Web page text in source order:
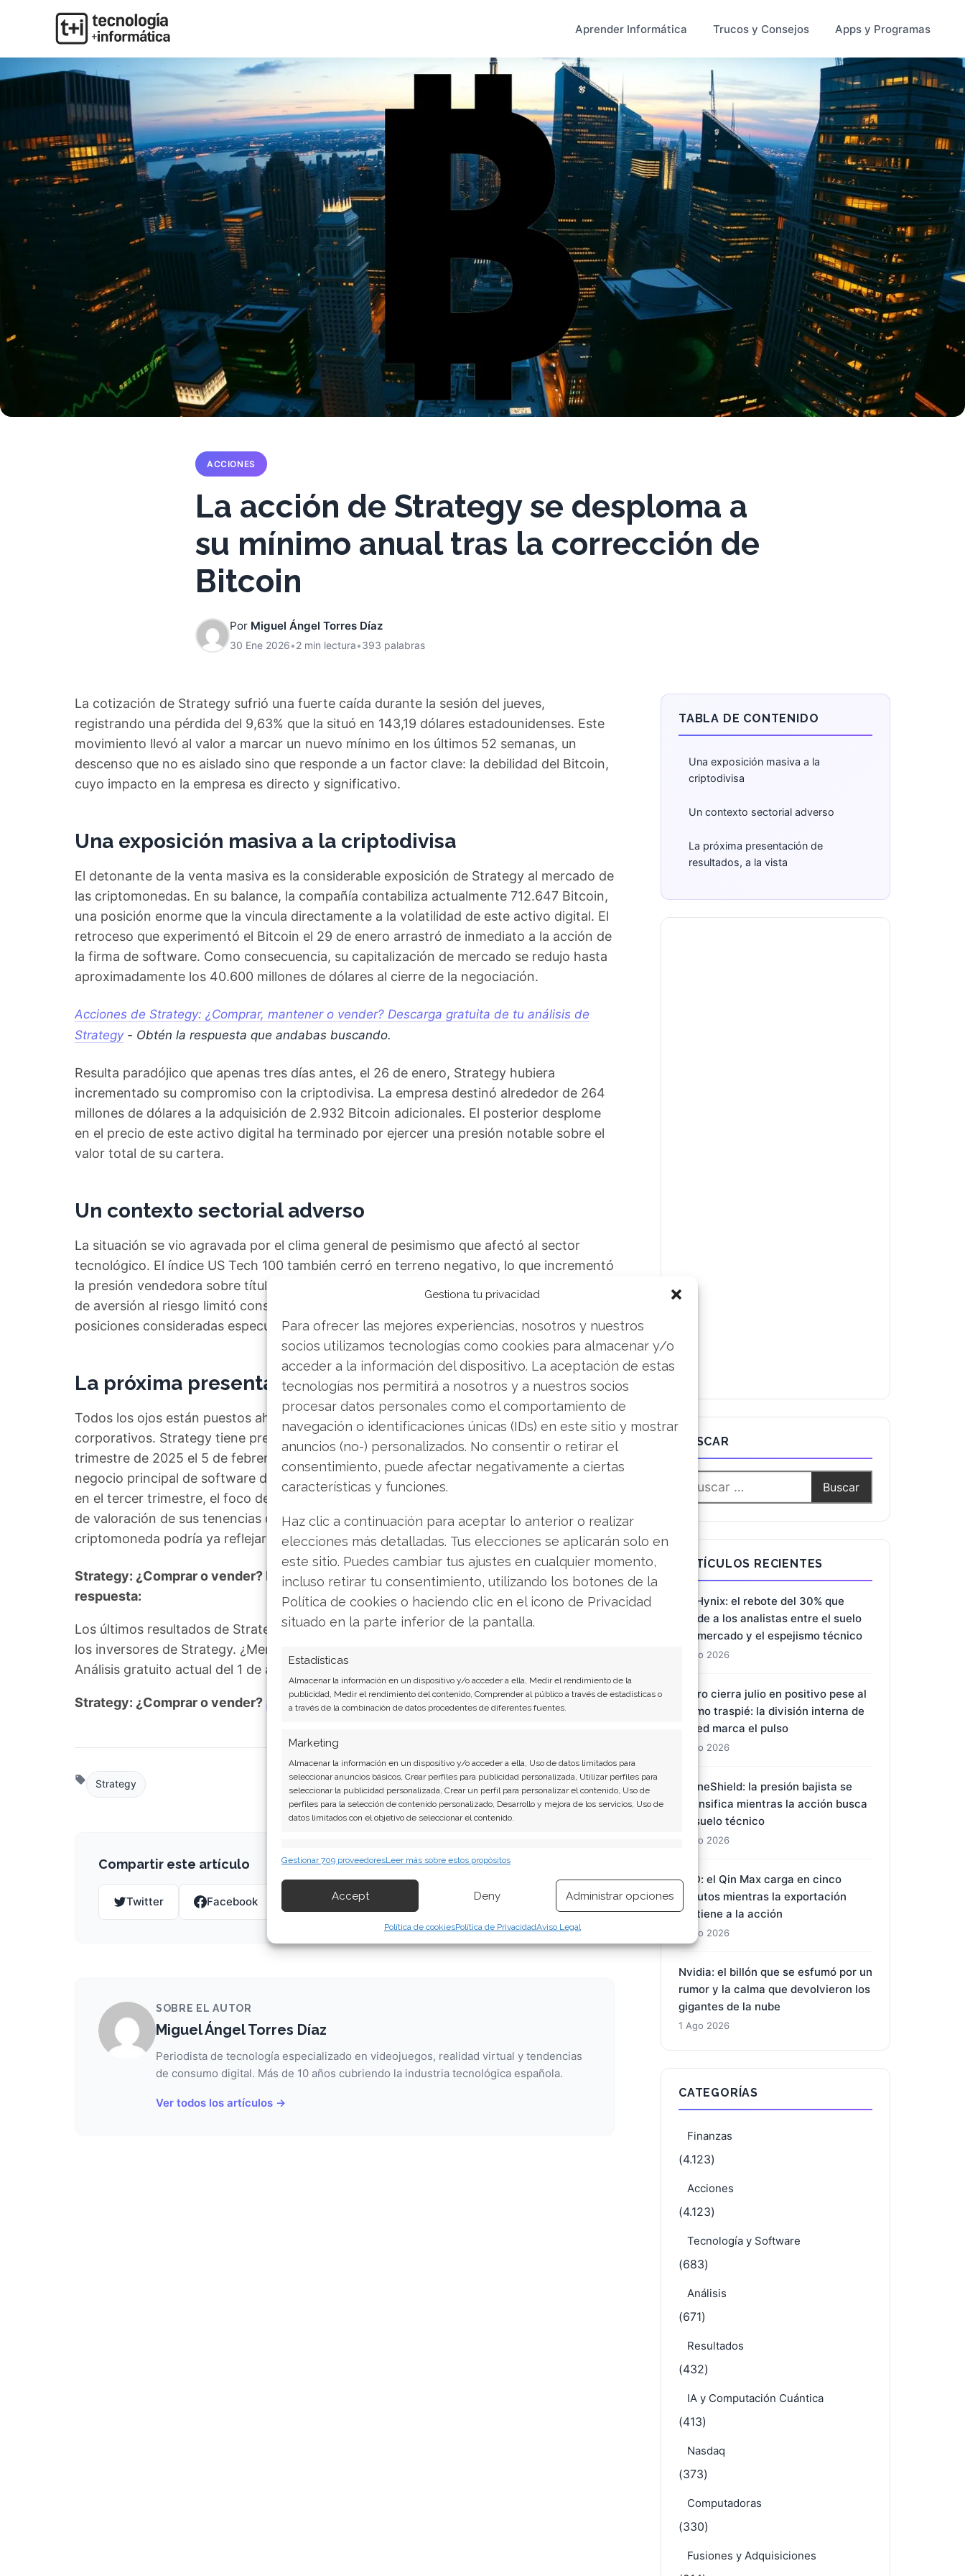
Gestiona tu privacidad
Para ofrecer las mejores experiencias, nosotros y nuestros
socios utilizamos tecnologías como cookies para almacenar y/o
acceder a la información del dispositivo. La aceptación de estas
tecnologías nos permitirá a nosotros y a nuestros socios
procesar datos personales como el comportamiento de
navegación o identificaciones únicas (IDs) en este sitio y mostrar
anuncios (no-) personalizados. No consentir o retirar el
consentimiento, puede afectar negativamente a ciertas
características y funciones.
Haz clic a continuación para aceptar lo anterior o realizar
elecciones más detalladas. Tus elecciones se aplicarán solo en
este sitio. Puedes cambiar tus ajustes en cualquier momento,
incluso retirar tu consentimiento, utilizando los botones de la
Política de cookies o haciendo clic en el icono de Privacidad
situado en la parte inferior de la pantalla.
Estadísticas
Almacenar la información en un dispositivo y/o acceder a ella, Medir el rendimiento de la
publicidad, Medir el rendimiento del contenido, Comprender al público a través de estadísticas o
a través de la combinación de datos procedentes de diferentes fuentes.
Marketing
Almacenar la información en un dispositivo y/o acceder a ella, Uso de datos limitados para
seleccionar anuncios básicos, Crear perfiles para publicidad personalizada, Utilizar perfiles para
seleccionar la publicidad personalizada, Crear un perfil para personalizar el contenido, Uso de
perfiles para la selección de contenido personalizado, Desarrollo y mejora de los servicios, Uso de
datos limitados con el objetivo de seleccionar el contenido.
información transmitida de forma automática.
Garantizar la seguridad, evitar y detectar fraudes, y eliminar
fallos, Ofrecer y presentar publicidad y contenido, Guardar y
Siempre activo
Gestionar 709 proveedoresLeer más sobre estos propósitos
Accept Deny Administrar opciones
Política de cookiesPolítica de PrivacidadAviso Legal
Aprender Informática Trucos y Consejos Apps y Programas
ACCIONES
La acción de Strategy se desploma a
su mínimo anual tras la corrección de
Bitcoin
Por Miguel Ángel Torres Díaz
30 Ene 2026•2 min lectura•393 palabras
La cotización de Strategy sufrió una fuerte caída durante la sesión del jueves,
registrando una pérdida del 9,63% que la situó en 143,19 dólares estadounidenses. Este
movimiento llevó al valor a marcar un nuevo mínimo en los últimos 52 semanas, un
descenso que no es aislado sino que responde a un factor clave: la debilidad del Bitcoin,
cuyo impacto en la empresa es directo y significativo.
Una exposición masiva a la criptodivisa
El detonante de la venta masiva es la considerable exposición de Strategy al mercado de
las criptomonedas. En su balance, la compañía contabiliza actualmente 712.647 Bitcoin,
una posición enorme que la vincula directamente a la volatilidad de este activo digital. El
retroceso que experimentó el Bitcoin el 29 de enero arrastró de inmediato a la acción de
la firma de software. Como consecuencia, su capitalización de mercado se redujo hasta
aproximadamente los 40.600 millones de dólares al cierre de la negociación.
Acciones de Strategy: ¿Comprar, mantener o vender? Descarga gratuita de tu análisis de
Strategy- Obtén la respuesta que andabas buscando.
Resulta paradójico que apenas tres días antes, el 26 de enero, Strategy hubiera
incrementado su compromiso con la criptodivisa. La empresa destinó alrededor de 264
millones de dólares a la adquisición de 2.932 Bitcoin adicionales. El posterior desplome
en el precio de este activo digital ha terminado por ejercer una presión notable sobre el
valor total de su cartera.
Un contexto sectorial adverso
La situación se vio agravada por el clima general de pesimismo que afectó al sector
tecnológico. El índice US Tech 100 también cerró en terreno negativo, lo que incrementó
la presión vendedora sobre títulos especialmente volátiles como Strategy. Este entorno
de aversión al riesgo limitó considerablemente el apetito de los inversores por
posiciones consideradas especulativas.
La próxima presentación de resultados, a la vista
Todos los ojos están puestos ahora en la próxima publicación de resultados
corporativos. Strategy tiene previsto revelar las cifras correspondientes al cuarto
trimestre de 2025 el 5 de febrero de 2026. Más allá de los ingresos procedentes de su
negocio principal de software de análisis, que ascendieron a 128,69 millones de dólares
en el tercer trimestre, el foco de atención se centrará muy probablemente en los efectos
de valoración de sus tenencias de Bitcoin. La reciente corrección en el precio de la
criptomoneda podría ya reflejarse en esos estados financieros.
Strategy: ¿Comprar o vender? El nuevo Análisis de Strategy del 1 de agosto tiene la
respuesta:
Los últimos resultados de Strategy son contundentes: Acción inmediata requerida para
los inversores de Strategy. ¿Merece la pena invertir o es momento de vender? En el
Análisis gratuito actual del 1 de agosto descubrirá exactamente qué hacer.
Strategy: ¿Comprar o vender? ¡Lee más aquí!
Strategy
Compartir este artículo
Twitter Facebook LinkedIn
SOBRE EL AUTOR
Miguel Ángel Torres Díaz
Periodista de tecnología especializado en videojuegos, realidad virtual y tendencias
de consumo digital. Más de 10 años cubriendo la industria tecnológica española.
Ver todos los artículos →
TABLA DE CONTENIDO
Una exposición masiva a la
criptodivisa
Un contexto sectorial adverso
La próxima presentación de
resultados, a la vista
BUSCAR
ARTÍCULOS RECIENTES
SK Hynix: el rebote del 30% que
divide a los analistas entre el suelo
del mercado y el espejismo técnico
1 Ago 2026
El oro cierra julio en positivo pese al
último traspié: la división interna de
la Fed marca el pulso
1 Ago 2026
DroneShield: la presión bajista se
intensifica mientras la acción busca
un suelo técnico
1 Ago 2026
BYD: el Qin Max carga en cinco
minutos mientras la exportación
sostiene a la acción
1 Ago 2026
Nvidia: el billón que se esfumó por un
rumor y la calma que devolvieron los
gigantes de la nube
1 Ago 2026
CATEGORÍAS
Finanzas
(4.123)
Acciones
(4.123)
Tecnología y Software
(683)
Análisis
(671)
Resultados
(432)
IA y Computación Cuántica
(413)
Nasdaq
(373)
Computadoras
(330)
Fusiones y Adquisiciones